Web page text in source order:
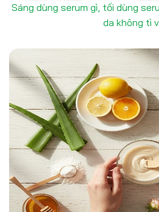
Sáng dùng serum gì, tối dùng
da không tì